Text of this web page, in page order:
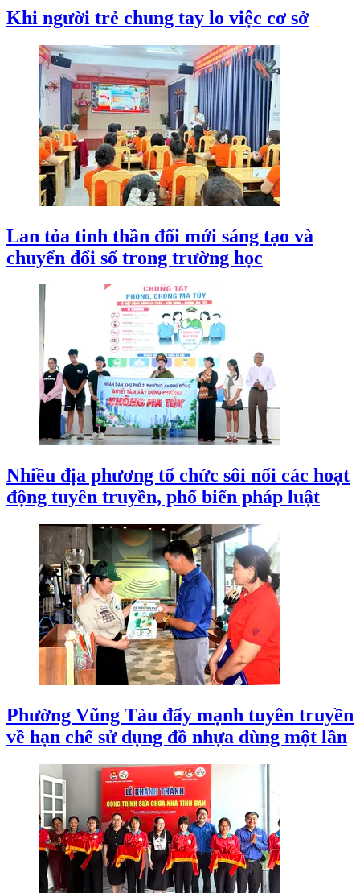
Khi người trẻ chung tay lo việc cơ sở
Lan tỏa tinh thần đổi mới sáng tạo và
chuyển đổi số trong trường học
Nhiều địa phương tổ chức sôi nổi các hoạt
động tuyên truyền, phổ biến pháp luật
Phường Vũng Tàu đẩy mạnh tuyên truyền
về hạn chế sử dụng đồ nhựa dùng một lần